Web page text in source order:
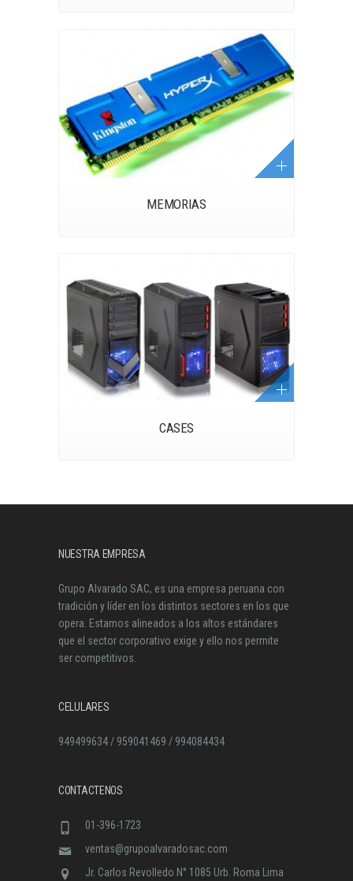
MEMORIAS
CASES
NUESTRA EMPRESA
Grupo Alvarado SAC, es una empresa peruana con
tradición y líder en los distintos sectores en los que
opera. Estamos alineados a los altos estándares
que el sector corporativo exige y ello nos permite
ser competitivos.
CELULARES
949499634 / 959041469 / 994084434
CONTACTENOS
01-396-1723
ventas@grupoalvaradosac.com
Jr. Carlos Revolledo N° 1085 Urb. Roma Lima